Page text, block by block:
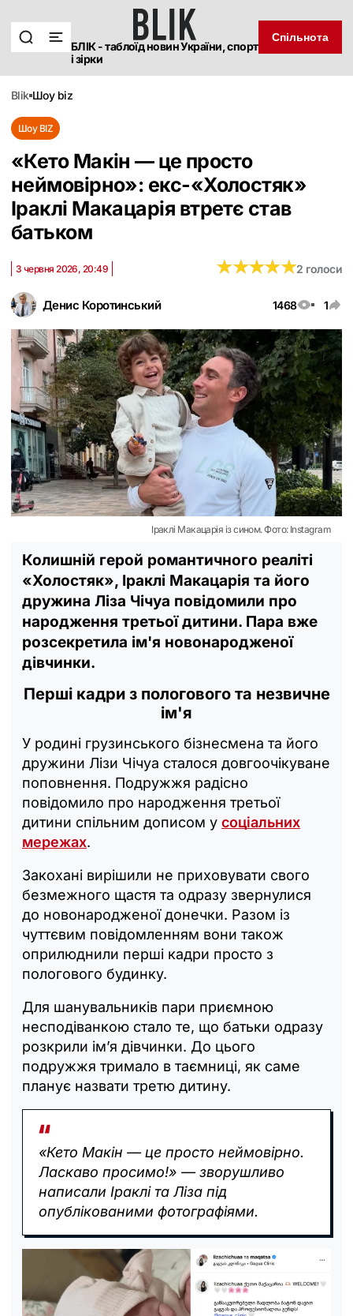
БЛІК - таблоїд новин України, спорт
і зірки
Спільнота
blik шоу biz
Шоу BIZ
«Кето Макін — це просто
неймовірно»: екс-«Холостяк»
Іраклі Макацарія втретє став
батьком
Денис Коротинський 1468 1
3 червня 2026, 20:49 ★★★★★
★★★★★2 голоси
Іраклі Макацарія із сином. Фото: Instagram
Колишній герой романтичного реаліті
«Холостяк», Іраклі Макацарія та його
дружина Ліза Чічуа повідомили про
народження третьої дитини. Пара вже
розсекретила ім'я новонародженої
дівчинки.
Перші кадри з пологового та незвичне
ім'я
У родині грузинського бізнесмена та його
дружини Лізи Чічуа сталося довгоочікуване
поповнення. Подружжя радісно
повідомило про народження третьої
дитини спільним дописом у соціальних
мережах.
Закохані вирішили не приховувати свого
безмежного щастя та одразу звернулися
до новонародженої донечки. Разом із
чуттєвим повідомленням вони також
оприлюднили перші кадри просто з
пологового будинку.
Для шанувальників пари приємною
несподіванкою стало те, що батьки одразу
розкрили ім’я дівчинки. До цього
подружжя тримало в таємниці, як саме
планує назвати третю дитину.
«Кето Макін — це просто неймовірно.
Ласкаво просимо!» — зворушливо
написали Іраклі та Ліза під
опублікованими фотографіями.